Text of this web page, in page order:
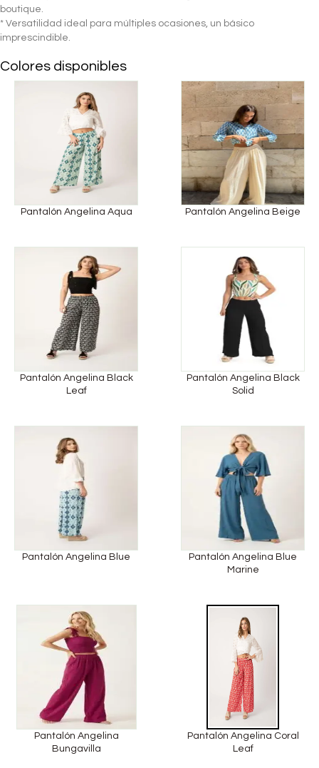
boutique.
* Versatilidad ideal para múltiples ocasiones, un básico
imprescindible.
Colores disponibles
Pantalón Angelina Aqua Pantalón Angelina Beige
Pantalón Angelina Black
Leaf
Pantalón Angelina Black
Solid
Pantalón Angelina Blue
Pantalón Angelina Blue
Marine
Pantalón Angelina
Bungavilla
Pantalón Angelina Coral
Leaf